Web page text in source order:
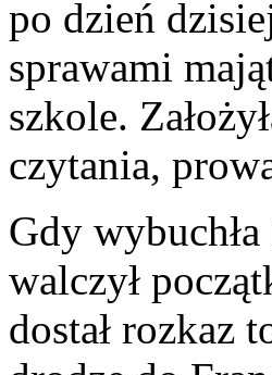
po dzień
sprawami
szkole.
czytania,
Gdy
walczył
dostał rozkaz